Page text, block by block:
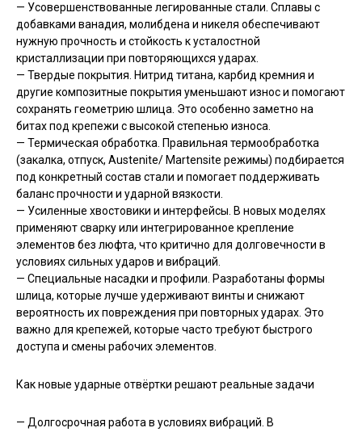
— Усовершенствованные легированные стали. Сплавы с
добавками ванадия, молибдена и никеля обеспечивают
нужную прочность и стойкость к усталостной
кристаллизации при повторяющихся ударах.
— Твердые покрытия. Нитрид титана, карбид кремния и
другие композитные покрытия уменьшают износ и помогают
сохранять геометрию шлица. Это особенно заметно на
битах под крепежи с высокой степенью износа.
— Термическая обработка. Правильная термообработка
(закалка, отпуск, Austenite/ Martensite режимы) подбирается
под конкретный состав стали и помогает поддерживать
баланс прочности и ударной вязкости.
— Усиленные хвостовики и интерфейсы. В новых моделях
применяют сварку или интегрированное крепление
элементов без люфта, что критично для долговечности в
условиях сильных ударов и вибраций.
— Специальные насадки и профили. Разработаны формы
шлица, которые лучше удерживают винты и снижают
вероятность их повреждения при повторных ударах. Это
важно для крепежей, которые часто требуют быстрого
доступа и смены рабочих элементов.
Как новые ударные отвёртки решают реальные задачи
— Долгосрочная работа в условиях вибраций. В